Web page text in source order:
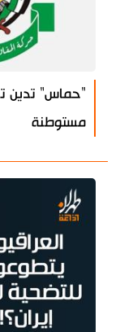
"حماس" تدين
مستوطنة